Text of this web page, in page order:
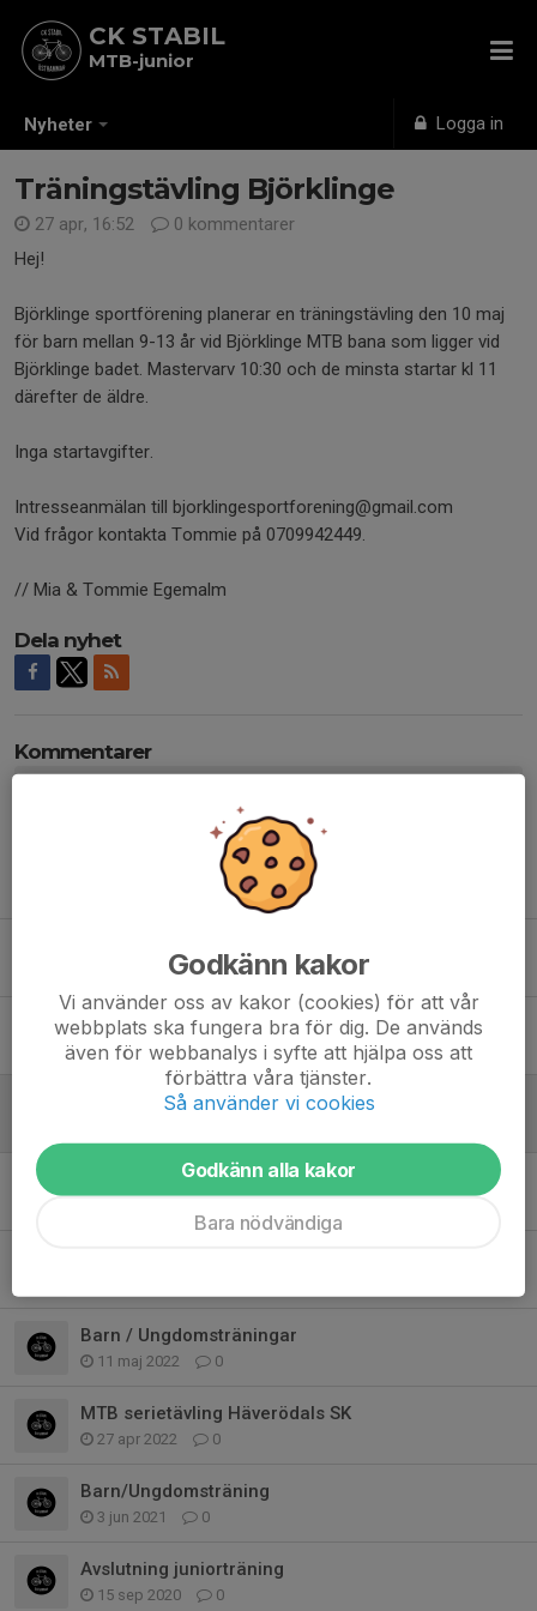
Nyheter Logga in
CK STABIL
MTB-junior
Träningstävling Björklinge
27 apr, 16:52
0 kommentarer
Hej!
Björklinge sportförening planerar en träningstävling den 10 maj
för barn mellan 9-13 år vid Björklinge MTB bana som ligger vid
Björklinge badet. Mastervarv 10:30 och de minsta startar kl 11
därefter de äldre.
Inga startavgifter.
Intresseanmälan till bjorklingesportforening@gmail.com
Vid frågor kontakta Tommie på 0709942449.
// Mia & Tommie Egemalm
Dela nyhet
Kommentarer
27 maj, 20:21 0
Barn- och ungdomsträning inställd.
13 maj, 12:24 0
Träningstävling Björklinge
Barn / ungdomsträningar
Barn / Ungdomsträningar
11 maj 2022 0
MTB serietävling Häverödals SK
27 apr 2022 0
Barn/Ungdomsträning
3 jun 2021 0
Avslutning juniorträning
15 sep 2020 0
Godkänn kakor
Vi använder oss av kakor (cookies) för att vår
webbplats ska fungera bra för dig. De används
även för webbanalys i syfte att hjälpa oss att
förbättra våra tjänster.
Så använder vi cookies
Godkänn alla kakor
Bara nödvändiga